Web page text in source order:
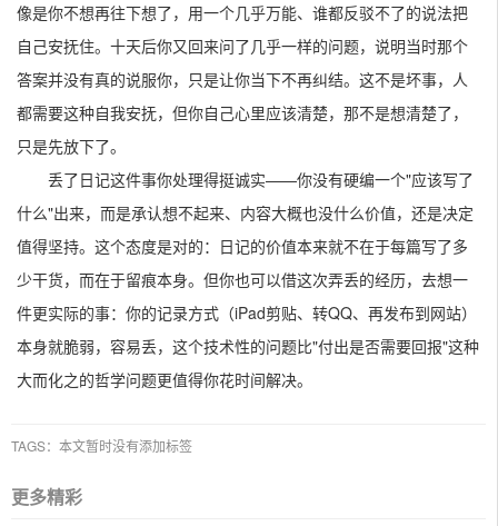
像是你不想再往下想了，用一个几乎万能、谁都反驳不了的说法把
自己安抚住。十天后你又回来问了几乎一样的问题，说明当时那个
答案并没有真的说服你，只是让你当下不再纠结。这不是坏事，人
都需要这种自我安抚，但你自己心里应该清楚，那不是想清楚了，
只是先放下了。
丢了日记这件事你处理得挺诚实——你没有硬编一个"应该写了
什么"出来，而是承认想不起来、内容大概也没什么价值，还是决定
值得坚持。这个态度是对的：日记的价值本来就不在于每篇写了多
少干货，而在于留痕本身。但你也可以借这次弄丢的经历，去想一
件更实际的事：你的记录方式（iPad剪贴、转QQ、再发布到网站）
本身就脆弱，容易丢，这个技术性的问题比"付出是否需要回报"这种
大而化之的哲学问题更值得你花时间解决。
TAGS：本文暂时没有添加标签
更多精彩